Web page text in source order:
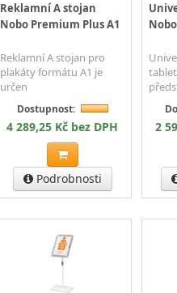
Reklamní A stojan
Nobo Premium Plus A1
Reklamní A stojan pro
plakáty formátu A1 je
určen
Dostupnost:
4 289,25 Kč bez DPH
Podrobnosti
2